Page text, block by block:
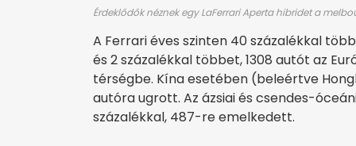
Érdeklődők néznek egy LaFerrari Aperta hibridet a
A Ferrari éves szinten 40 százalékkal
és 2 százalékkal többet, 1308 autót az
térségbe. Kína esetében (beleértve
autóra ugrott. Az ázsiai és csendes-
százalékkal, 487-re emelkedett.